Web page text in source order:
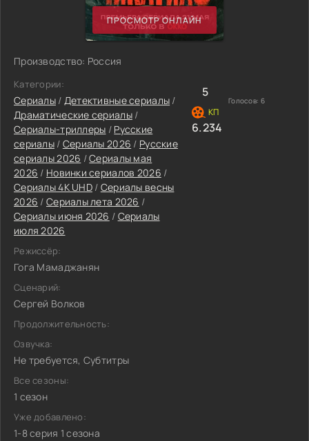
ПРОСМОТР ОНЛАЙН
Производство: Россия
Категории:
Сериалы/ Детективные сериалы /
Драматические сериалы/
Сериалы-триллеры / Русские
сериалы/ Сериалы 2026 / Русские
сериалы 2026 /Сериалы мая
2026 / Новинки сериалов 2026 /
Сериалы 4K UHD/ Сериалы весны
2026 / Сериалы лета 2026 /
Сериалы июня 2026 / Сериалы
июля 2026
Режиссёр:
Гога Мамаджанян
Сценарий:
Сергей Волков
Продолжительность:
Озвучка:
Не требуется, Субтитры
Все сезоны:
1 сезон
Уже добавлено:
1-8 серия 1 сезона
5
Голосов: 6
6.234